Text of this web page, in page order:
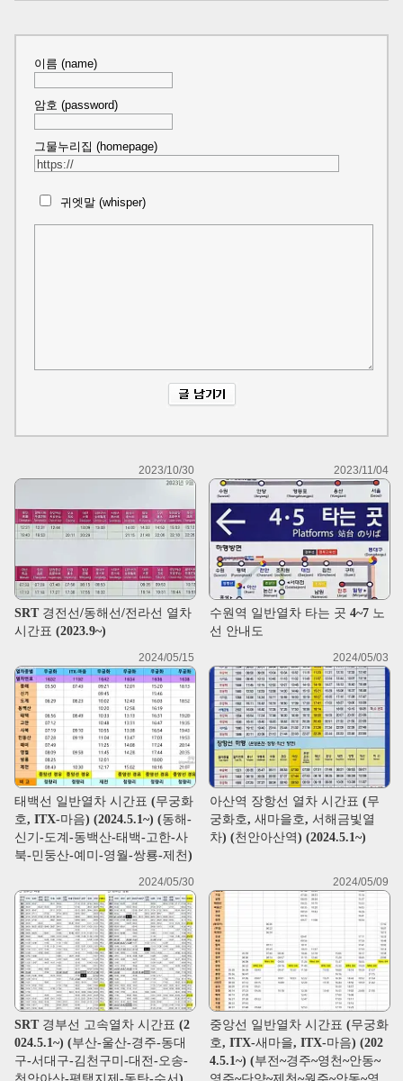
이름 (name)
암호 (password)
그물누리집 (homepage)
귀엣말 (whisper)
2023/10/30
SRT 경전선/동해선/전라선 열차
시간표 (2023.9~)
2023/11/04
수원역 일반열차 타는 곳 4~7 노
선 안내도
2024/05/15
태백선 일반열차 시간표 (무궁화
호, ITX-마음) (2024.5.1~) (동해-
신기-도계-동백산-태백-고한-사
북-민둥산-예미-영월-쌍룡-제천)
2024/05/03
아산역 장항선 열차 시간표 (무
궁화호, 새마을호, 서해금빛열
차) (천안아산역) (2024.5.1~)
2024/05/30
SRT 경부선 고속열차 시간표 (2
024.5.1~) (부산-울산-경주-동대
구-서대구-김천구미-대전-오송-
2024/05/09
중앙선 일반열차 시간표 (무궁화
호, ITX-새마을, ITX-마음) (202
4.5.1~) (부전~경주~영천~안동~